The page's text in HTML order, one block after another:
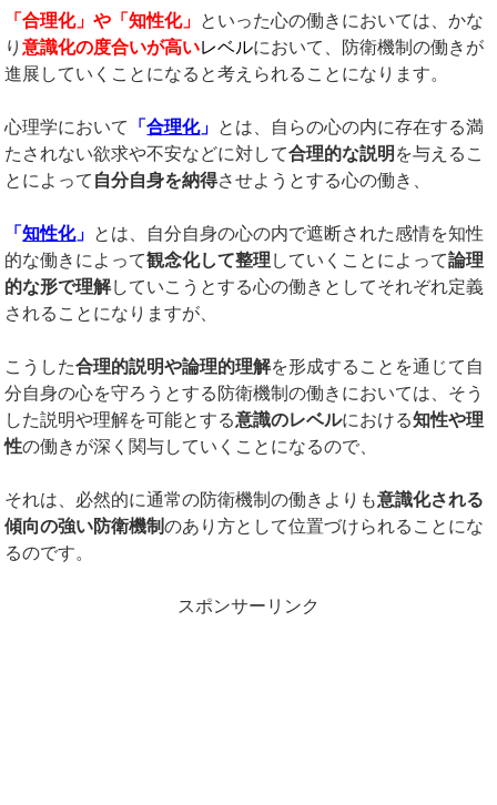
「合理化」や「知性化」 といった心の働きにおいては、かな
り意識化の度合いが高いレベルにおいて、防衛機制の働きが
進展していくことになると考えられることになります。
心理学において 「合理化」 とは、自らの心の内に存在する満
たされない欲求や不安などに対して合理的な説明 を与えるこ
とによって 自分自身を納得させようとする心の働き、
「知性化」 とは、自分自身の心の内で遮断された感情を知性
的な働きによって観念化して整理 していくことによって論理
的な形で理解していこうとする心の働きとしてそれぞれ定義
されることになりますが、
こうした合理的説明や論理的理解を形成することを通じて自
分自身の心を守ろうとする防衛機制の働きにおいては、そう
した説明や理解を可能とする意識のレベルにおける知性や理
性の働きが深く関与していくことになるので、
それは、必然的に通常の防衛機制の働きよりも意識化される
傾向の強い防衛機制のあり方として位置づけられることにな
るのです。
スポンサーリンク